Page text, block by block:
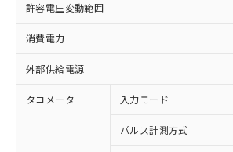
許容電圧変動範囲
消費電力
外部供給電源
タコメータ 入力モード
パルス計測方式